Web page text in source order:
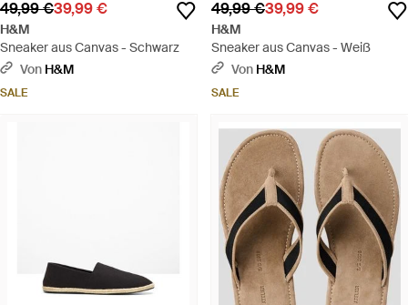
49,99 €39,99 €
H&M
Sneaker aus Canvas - Schwarz
Von H&M
SALE
49,99 €39,99 €
H&M
Sneaker aus Canvas - Weiß
Von H&M
SALE